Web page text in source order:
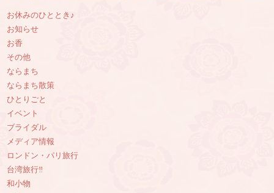
お休みのひととき♪
お知らせ
お香
その他
ならまち
ならまち散策
ひとりごと
イベント
ブライダル
メディア情報
ロンドン・パリ旅行
台湾旅行‼︎
和小物